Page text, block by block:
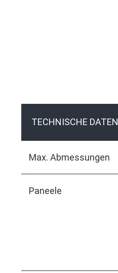
TECHNISCHE DATEN
Max. Abmessungen
Paneele